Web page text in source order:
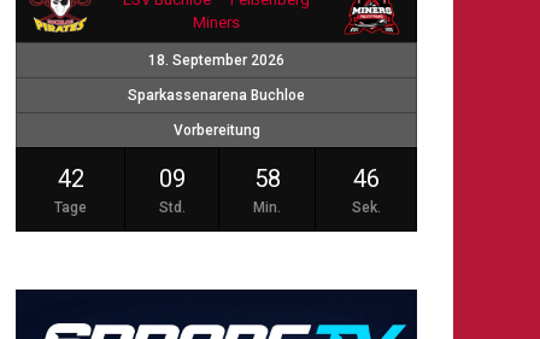
Miners
18. September 2026
Sparkassenarena Buchloe
Vorbereitung
42
Tage
09
Std.
58
Min.
45
Sek.